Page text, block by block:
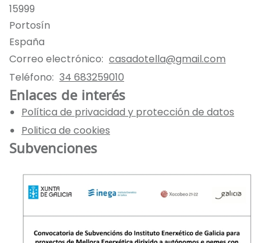
15999
Portosín
España
Correo electrónico: casadotella@gmail.com
Teléfono: 34 683259010
Enlaces de interés
Política de privacidad y protección de datos
Politica de cookies
Subvenciones